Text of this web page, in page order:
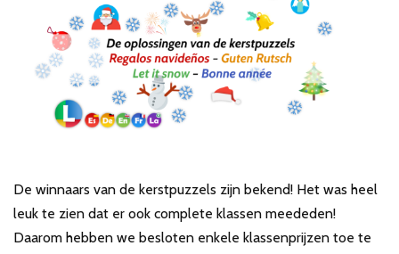
De winnaars van de kerstpuzzels zijn bekend! Het was heel
leuk te zien dat er ook complete klassen meededen!
Daarom hebben we besloten enkele klassenprijzen toe te